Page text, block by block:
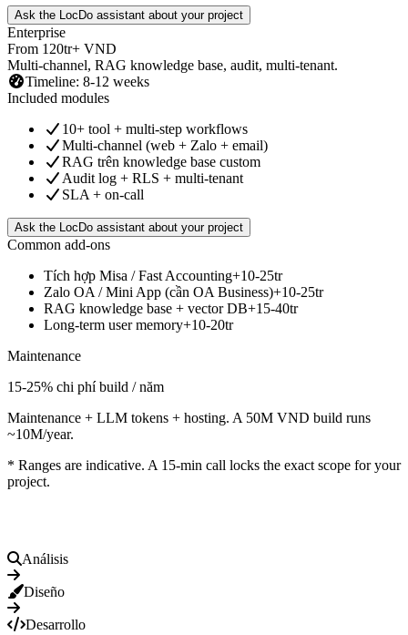
Ask the LocDo assistant about your project
Enterprise
From 120tr+ VND
Multi-channel, RAG knowledge base, audit, multi-tenant.
Timeline: 8-12 weeks
Included modules
10+ tool + multi-step workflows
Multi-channel (web + Zalo + email)
RAG trên knowledge base custom
Audit log + RLS + multi-tenant
SLA + on-call
Ask the LocDo assistant about your project
Common add-ons
Tích hợp Misa / Fast Accounting+10-25tr
Zalo OA / Mini App (cần OA Business)+10-25tr
RAG knowledge base + vector DB+15-40tr
Long-term user memory+10-20tr
Maintenance
15-25% chi phí build / năm
Maintenance + LLM tokens + hosting. A 50M VND build runs
~10M/year.
* Ranges are indicative. A 15-min call locks the exact scope for your
project.
Análisis
Diseño
Desarrollo